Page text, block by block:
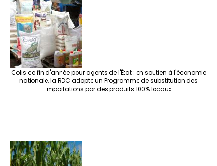
Colis de fin d'année pour agents de l'État : en soutien à l'économie
nationale, la RDC adopte un Programme de substitution des
importations par des produits 100% locaux